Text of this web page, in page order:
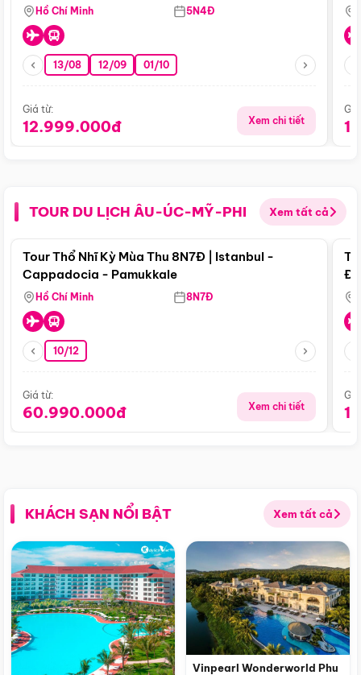
Hồ Chí Minh 5N4Đ
13/08 12/09 01/10
Giá từ:
12.999.000đ Xem chi tiết
TOUR DU LỊCH ÂU-ÚC-MỸ-PHI Xem tất cả
Điểm nổi bật
Tour Thổ Nhĩ Kỳ Mùa Thu 8N7Đ | Istanbul -
Cappadocia - Pamukkale
Hồ Chí Minh 8N7Đ
10/12
Giá từ:
60.990.000đ Xem chi tiết
KHÁCH SẠN NỔI BẬT Xem tất cả
Vinpearl Wonderworld Phu